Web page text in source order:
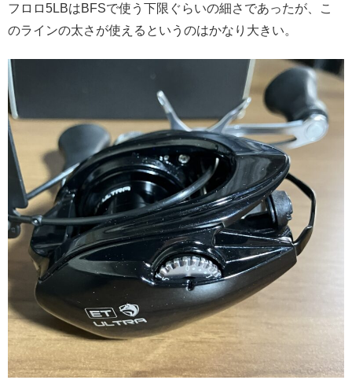
フロロ5LBはBFSで使う下限ぐらいの細さであったが、こ
のラインの太さが使えるというのはかなり大きい。